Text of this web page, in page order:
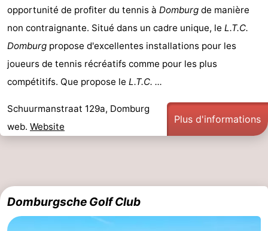
intérieures
de
de
Villages
guidées
Sports
Faire
-
opportunité de profiter du tennis à Domburg de manière
non contraignante. Situé dans un cadre unique, le L.T.C.
Domburg propose d'excellentes installations pour les
joueurs de tennis récréatifs comme pour les plus
compétitifs. Que propose le L.T.C. ...
Schuurmanstraat 129a, Domburg
web. Website
Plus d'informations
Domburgsche Golf Club